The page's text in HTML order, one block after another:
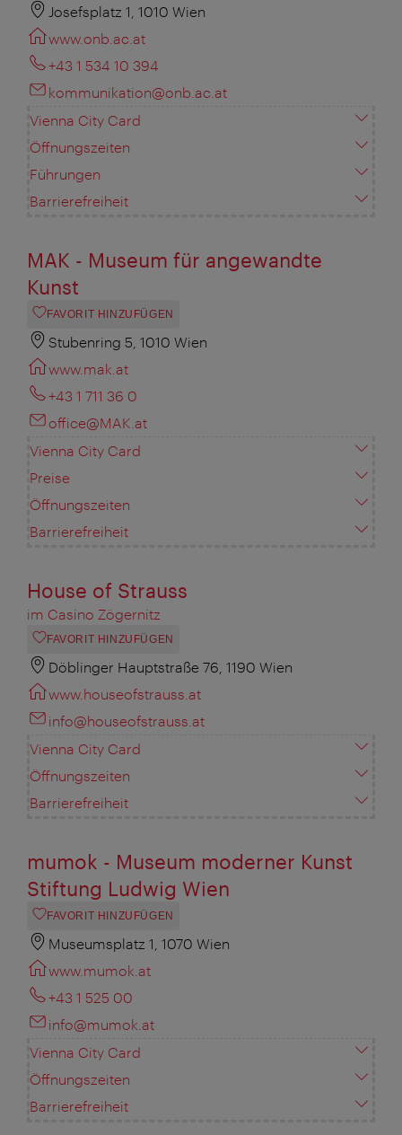
Josefsplatz 1, 1010 Wien
www.onb.ac.at
+43 1 534 10 394
kommunikation@onb.ac.at
Vienna City Card
Öffnungszeiten
Führungen
Barrierefreiheit
MAK - Museum für angewandte
Kunst
FAVORIT HINZUFÜGEN
Stubenring 5, 1010 Wien
www.mak.at
+43 1 711 36 0
office@MAK.at
Vienna City Card
Preise
Öffnungszeiten
Barrierefreiheit
House of Strauss
im Casino Zögernitz
FAVORIT HINZUFÜGEN
Döblinger Hauptstraße 76, 1190 Wien
www.houseofstrauss.at
info@houseofstrauss.at
Vienna City Card
Öffnungszeiten
Barrierefreiheit
mumok - Museum moderner Kunst
Stiftung Ludwig Wien
FAVORIT HINZUFÜGEN
Museumsplatz 1, 1070 Wien
www.mumok.at
+43 1 525 00
info@mumok.at
Vienna City Card
Öffnungszeiten
Barrierefreiheit